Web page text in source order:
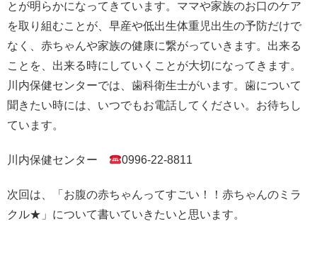
とが明らかになってきています。ママや家族のお口のケア
を取り組むことが、早産や低出生体重児出生の予防だけで
なく、赤ちゃんや家族の健康に繋がっていきます。出来る
ことを、出来る時にしていくことが大切になってきます。
川内保健センターでは、歯科衛生士がいます。歯について
聞きたい時には、いつでもお電話してください。お待ちし
ています。
川内保健センター 0996-22-8811
次回は、「お腹の赤ちゃんってすごい！！赤ちゃんのミラ
クル★」について書いていきたいと思います。